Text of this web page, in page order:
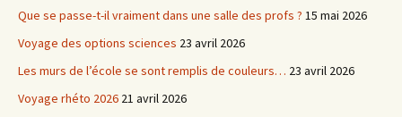
Que se passe-t-il vraiment dans une salle des profs ? 15 mai 2026
Voyage des options sciences 23 avril 2026
Les murs de l’école se sont remplis de couleurs… 23 avril 2026
Voyage rhéto 2026 21 avril 2026